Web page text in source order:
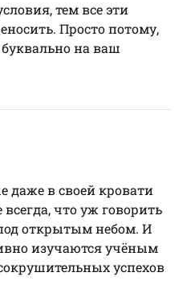
тем все эти
Просто потому,
на ваш
даже в своей кровати
всегда, что уж говорить
открытым небом. И
изучаются учёным
успехов